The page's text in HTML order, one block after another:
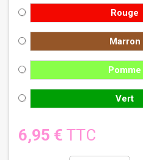
Rouge
Marron
Pomme
Vert
6,95 € TTC